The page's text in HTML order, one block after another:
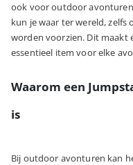
ook voor outdoor
kun je waar ter wereld, zelfs
worden voorzien. Dit maakt
essentieel item voor elke
Waarom een
is
Bij outdoor avonturen kan